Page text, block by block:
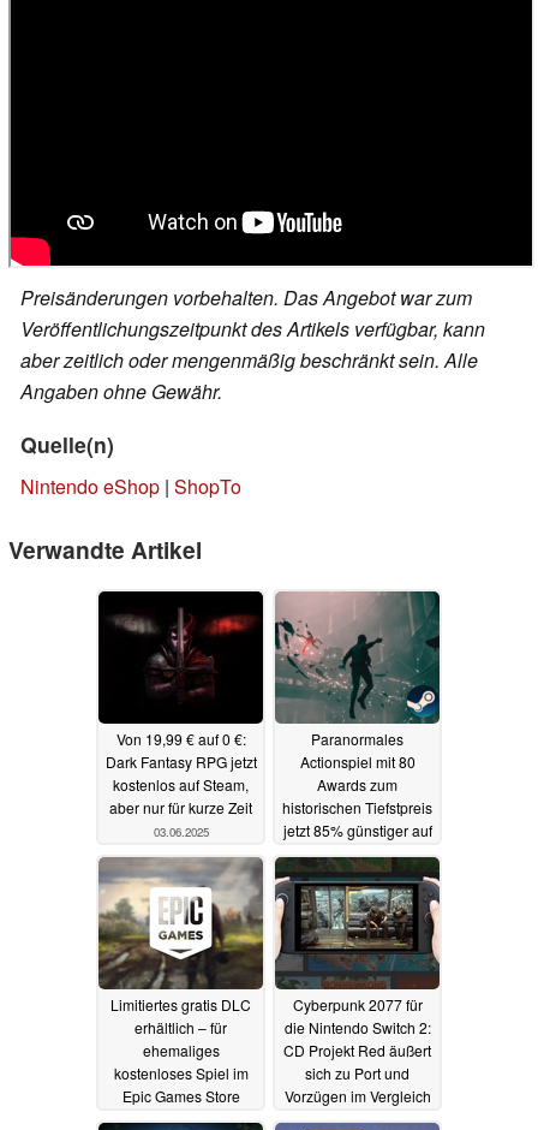
Preisänderungen vorbehalten. Das Angebot war zum
Veröffentlichungszeitpunkt des Artikels verfügbar, kann
aber zeitlich oder mengenmäßig beschränkt sein. Alle
Angaben ohne Gewähr.
Quelle(n)
Nintendo eShop | ShopTo
Verwandte Artikel
Von 19,99 € auf 0 €:
Dark Fantasy RPG jetzt
kostenlos auf Steam,
aber nur für kurze Zeit
03.06.2025
Paranormales
Actionspiel mit 80
Awards zum
historischen Tiefstpreis
jetzt 85% günstiger auf
Steam03.06.2025
Limitiertes gratis DLC
erhältlich – für
ehemaliges
kostenloses Spiel im
Epic Games Store
03.06.2025
Cyberpunk 2077 für
die Nintendo Switch 2:
CD Projekt Red äußert
sich zu Port und
Vorzügen im Vergleich
zur PS402.06.2025